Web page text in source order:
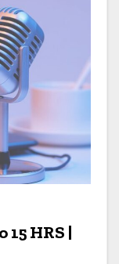
HRS |